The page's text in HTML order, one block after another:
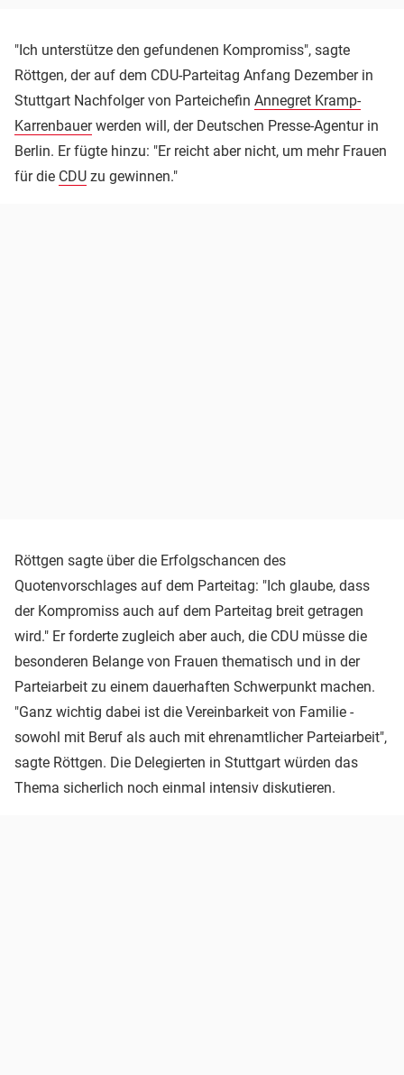
"Ich unterstütze den gefundenen Kompromiss", sagte
Röttgen, der auf dem CDU-Parteitag Anfang Dezember in
Stuttgart Nachfolger von Parteichefin Annegret Kramp-
Karrenbauerwerden will, der Deutschen Presse-Agentur in
Berlin. Er fügte hinzu: "Er reicht aber nicht, um mehr Frauen
für die CDU zu gewinnen."
Röttgen sagte über die Erfolgschancen des
Quotenvorschlages auf dem Parteitag: "Ich glaube, dass
der Kompromiss auch auf dem Parteitag breit getragen
wird." Er forderte zugleich aber auch, die CDU müsse die
besonderen Belange von Frauen thematisch und in der
Parteiarbeit zu einem dauerhaften Schwerpunkt machen.
"Ganz wichtig dabei ist die Vereinbarkeit von Familie -
sowohl mit Beruf als auch mit ehrenamtlicher Parteiarbeit",
sagte Röttgen. Die Delegierten in Stuttgart würden das
Thema sicherlich noch einmal intensiv diskutieren.